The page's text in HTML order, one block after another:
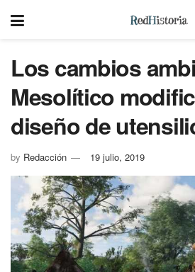
Los cambios
Mesolítico
diseño de
by Redacción 19 julio, 2019